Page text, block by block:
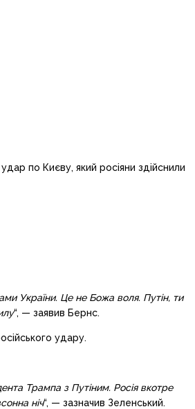
по Києву, який росіяни здійснили
України. Це не Божа воля. Путін, ти
“, — заявив Бернс.
удару.
Трампа з Путіним. Росія вкотре
ніч“, — зазначив Зеленський.